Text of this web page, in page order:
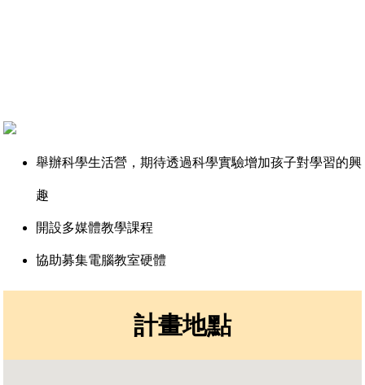
舉辦科學生活營，期待透過科學實驗增加孩子對學習的興
趣
開設多媒體教學課程
協助募集電腦教室硬體
計畫地點